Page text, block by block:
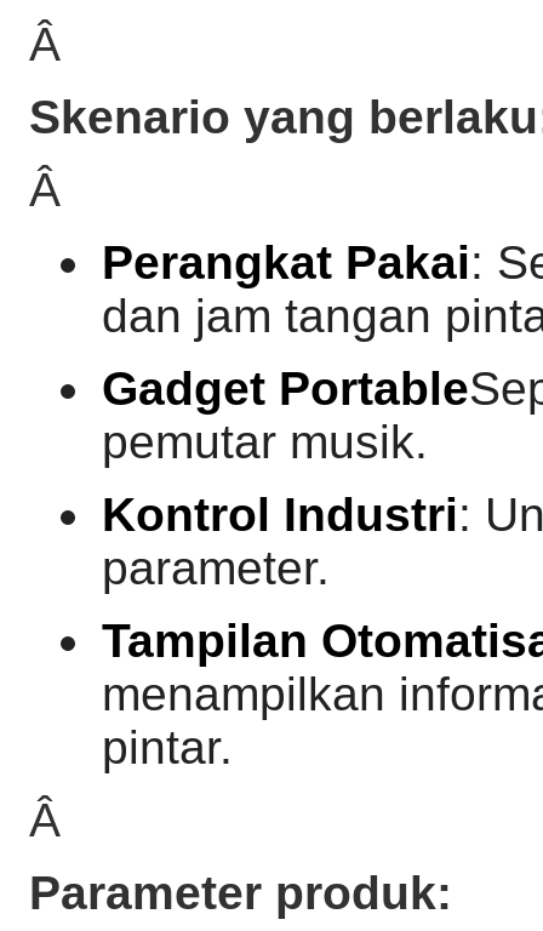
Â
Skenario yang
Â
Perangkat Pakai:
dan jam tangan
Gadget Portable
pemutar musik.
Kontrol Industri:
parameter.
Tampilan
menampilkan
pintar.
Â
Parameter produk: